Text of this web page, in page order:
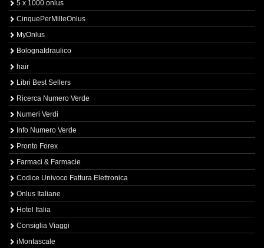
5 x 1000 onlus
CinquePerMilleOnlus
MyOnlus
BolognaIdraulico
hair
Libri Best Sellers
Ricerca Numero Verde
Numeri Verdi
Info Numero Verde
Pronto Forex
Farmaci & Farmacie
Codice Univoco Fattura Elettronica
Onlus Italiane
Hotel Italia
Consiglia Viaggi
iMontascale